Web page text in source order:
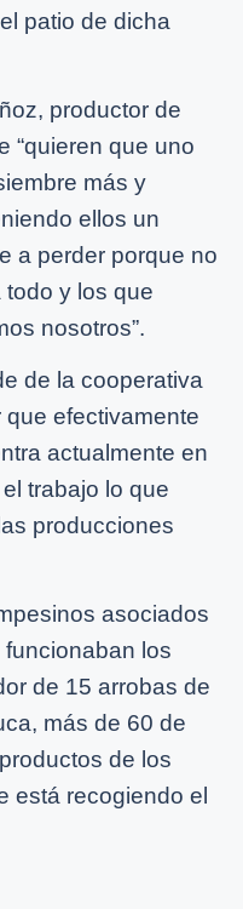
patio de dicha
productor de
“quieren que uno
más y
ellos un
a perder porque no
y los que
nosotros”.
de la cooperativa
efectivamente
actualmente en
trabajo lo que
producciones
asociados
los
de 15 arrobas de
más de 60 de
de los
está recogiendo el